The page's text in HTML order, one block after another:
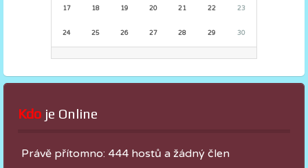
17 18 19 20 21 22 23
24 25 26 27 28 29 30
Kdo je Online
Právě přítomno: 444 hostů a žádný člen